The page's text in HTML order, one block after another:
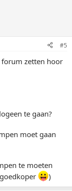
#5
zetten hoor
te gaan?
moet gaan
te moeten
)